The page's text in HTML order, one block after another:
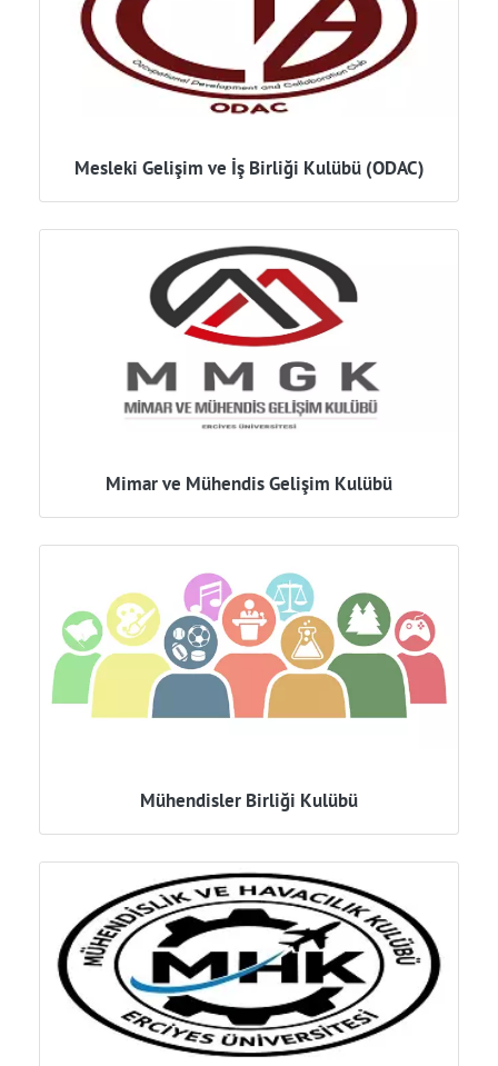
Mesleki Gelişim ve İş Birliği Kulübü (ODAC)
Mimar ve Mühendis Gelişim Kulübü
Mühendisler Birliği Kulübü